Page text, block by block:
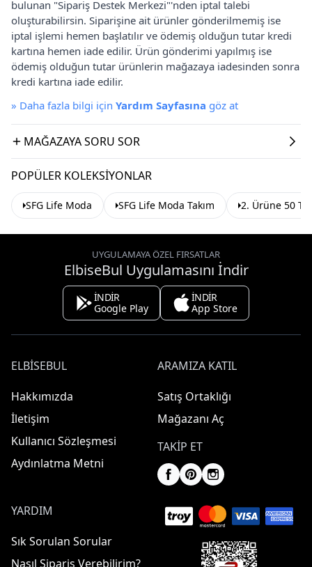
bulunan "Sipariş Destek Merkezi"'nden iptal talebi
oluşturabilirsin. Siparişine ait ürünler gönderilmemiş ise
iptal işlemi hemen başlatılır ve ödemiş olduğun tutar kredi
kartına hemen iade edilir. Ürün gönderimi yapılmış ise
ödemiş olduğun tutar ürünlerin mağazaya iadesinden sonra
kredi kartına iade edilir.
» Daha fazla bilgi için Yardım Sayfasına göz at
MAĞAZAYA SORU SOR
POPÜLER KOLEKSIYONLAR
SFG Life Moda SFG Life Moda Takım 2. Ürüne 50
UYGULAMAYA ÖZEL FIRSATLAR
ElbiseBul Uygulamasını İndir
İNDİR
Google Play
İNDİR
App Store
ELBISEBUL
Hakkımızda
İletişim
Kullanıcı Sözleşmesi
Aydınlatma Metni
ARAMIZA KATIL
Satış Ortaklığı
Mağazanı Aç
TAKIP ET
YARDIM
Sık Sorulan Sorular
Nasıl Sipariş Verebilirim?